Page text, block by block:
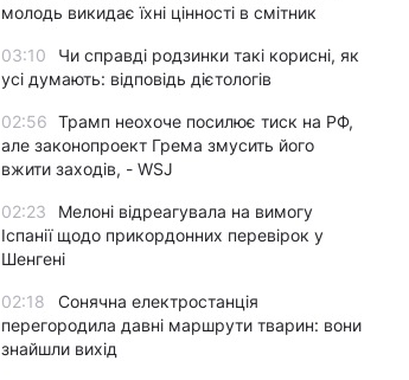
молодь викидає їхні цінності в смітник
03:10
Чи справді родзинки такі корисні, як
усі думають: відповідь дієтологів
02:56 Трамп неохоче посилює тиск на РФ,
але законопроект Грема змусить його
вжити заходів, - WSJ
02:23
Мелоні відреагувала на вимогу
Іспанії щодо прикордонних перевірок у
Шенгені
02:18
Сонячна електростанція
перегородила давні маршрути тварин: вони
знайшли вихід